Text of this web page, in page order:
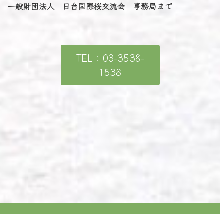
一般財団法人 日台国際桜交流会 事務局まで
TEL：03-3538-
1538